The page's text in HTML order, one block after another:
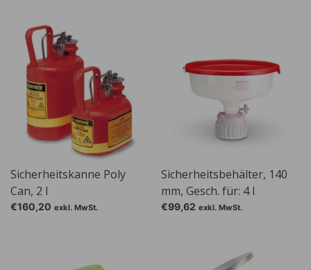
Sicherheitskanne Poly
Can, 2 l
€160,20 exkl. MwSt.
Sicherheitsbehälter, 140
mm, Gesch. für: 4 l
Schmalhalsflasche Art.-Nr.
€99,62 exkl. MwSt.